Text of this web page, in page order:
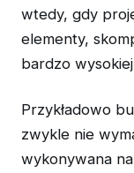
wtedy, gdy
elementy,
bardzo
Przykładowo
zwykle nie
wykonywana